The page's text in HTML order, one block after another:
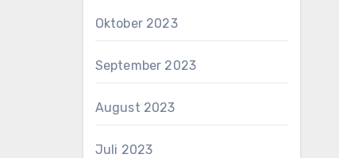
Oktober 2023
September 2023
August 2023
Juli 2023